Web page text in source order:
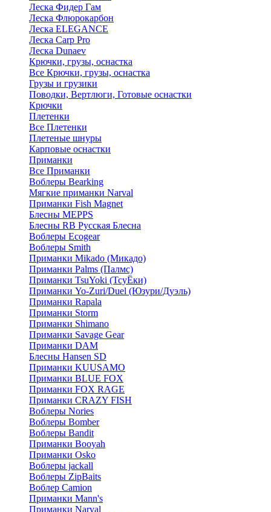
Леска Фидер Гам
Леска Флюрокарбон
Леска ELEGANCE
Леска Carp Pro
Леска Dunaev
Крючки, грузы, оснастка
Все Крючки, грузы, оснастка
Грузы и грузики
Поводки, Вертлюги, Готовые оснастки
Крючки
Плетенки
Все Плетенки
Плетеные шнуры
Карповые оснастки
Приманки
Все Приманки
Воблеры Bearking
Мягкие приманки Narval
Приманки Fish Magnet
Блесны MEPPS
Блесны RB Русская Блесна
Воблеры Ecogear
Воблеры Smith
Приманки Mikado (Микадо)
Приманки Palms (Палмс)
Приманки TsuYoki (ТсуЁки)
Приманки Yo-Zuri/Duel (Юзури/Дуэль)
Приманки Rapala
Приманки Storm
Приманки Shimano
Приманки Savage Gear
Приманки DAM
Блесны Hansen SD
Приманки KUUSAMO
Приманки BLUE FOX
Приманки FOX RAGE
Приманки CRAZY FISH
Воблеры Nories
Воблеры Bomber
Воблеры Bandit
Приманки Booyah
Приманки Osko
Воблеры jackall
Воблеры ZipBaits
Воблер Camion
Приманки Mann's
Приманки Narval